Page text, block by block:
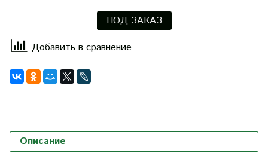
ПОД ЗАКАЗ
Добавить в сравнение
Описание